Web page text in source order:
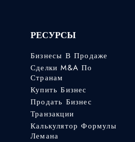
РЕСУРСЫ
Бизнесы В Продаже
Сделки M&A По
Странам
Купить Бизнес
Продать Бизнес
Транзакции
Калькулятор Формулы
Лемана